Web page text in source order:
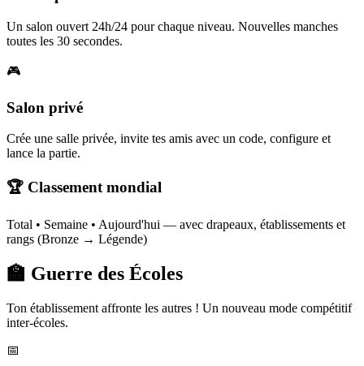
Un salon ouvert 24h/24 pour chaque niveau. Nouvelles manches
toutes les 30 secondes.
🎮
Salon privé
Crée une salle privée, invite tes amis avec un code, configure et
lance la partie.
🏆 Classement mondial
Total • Semaine • Aujourd'hui — avec drapeaux, établissements et
rangs (Bronze → Légende)
🏫 Guerre des Écoles
Ton établissement affronte les autres ! Un nouveau mode compétitif
inter-écoles.
📅